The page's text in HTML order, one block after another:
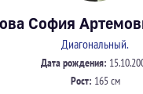
София
Диагональный.
Дата рождения:
Рост: 165 см